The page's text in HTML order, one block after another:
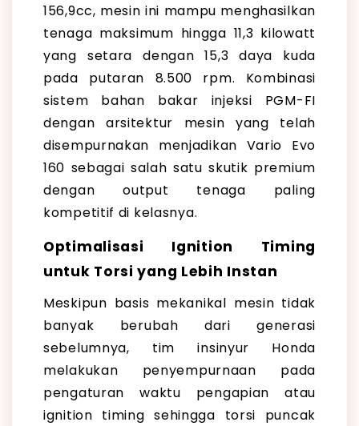
156,9cc, mesin ini mampu menghasilkan
tenaga maksimum hingga 11,3 kilowatt
yang setara dengan 15,3 daya kuda
pada putaran 8.500 rpm. Kombinasi
sistem bahan bakar injeksi PGM-FI
dengan arsitektur mesin yang telah
disempurnakan menjadikan Vario Evo
160 sebagai salah satu skutik premium
dengan output tenaga paling
kompetitif di kelasnya.
Optimalisasi Ignition Timing
untuk Torsi yang Lebih Instan
Meskipun basis mekanikal mesin tidak
banyak berubah dari generasi
sebelumnya, tim insinyur Honda
melakukan penyempurnaan pada
pengaturan waktu pengapian atau
ignition timing sehingga torsi puncak